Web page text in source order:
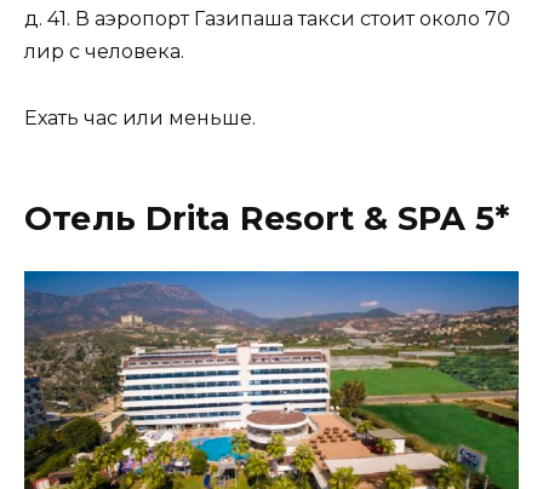
д. 41. В аэропорт Газипаша такси стоит около 70
лир с человека.
Ехать час или меньше.
Отель Drita Resort & SPA 5*